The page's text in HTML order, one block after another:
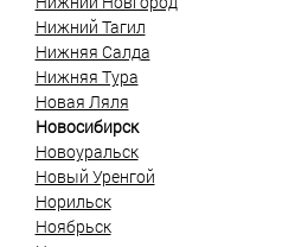
Нижний Тагил
Нижняя Салда
Нижняя Тура
Новая Ляля
Новосибирск
Новоуральск
Новый Уренгой
Норильск
Ноябрьск